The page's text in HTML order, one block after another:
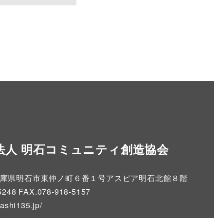
人 明石コミュニティ創造協会
県明石市東仲ノ町６番１号アスピア明石北館８階
FAX.078-918-5157
/